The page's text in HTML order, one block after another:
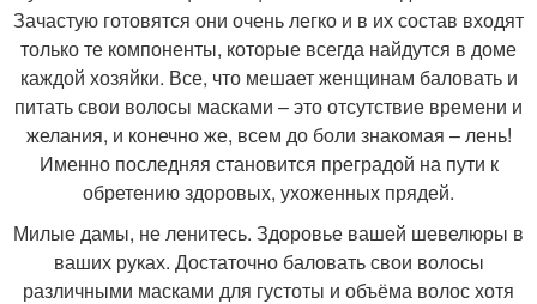
Зачастую готовятся они очень легко и в их состав входят
только те компоненты, которые всегда найдутся в доме
каждой хозяйки. Все, что мешает женщинам баловать и
питать свои волосы масками – это отсутствие времени и
желания, и конечно же, всем до боли знакомая – лень!
Именно последняя становится преградой на пути к
обретению здоровых, ухоженных прядей.
Милые дамы, не ленитесь. Здоровье вашей шевелюры в
ваших руках. Достаточно баловать свои волосы
различными масками для густоты и объёма волос хотя